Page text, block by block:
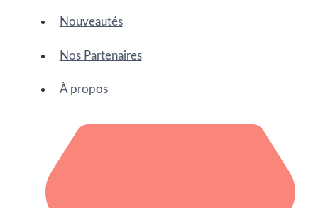
Nouveautés
Nos Partenaires
À propos